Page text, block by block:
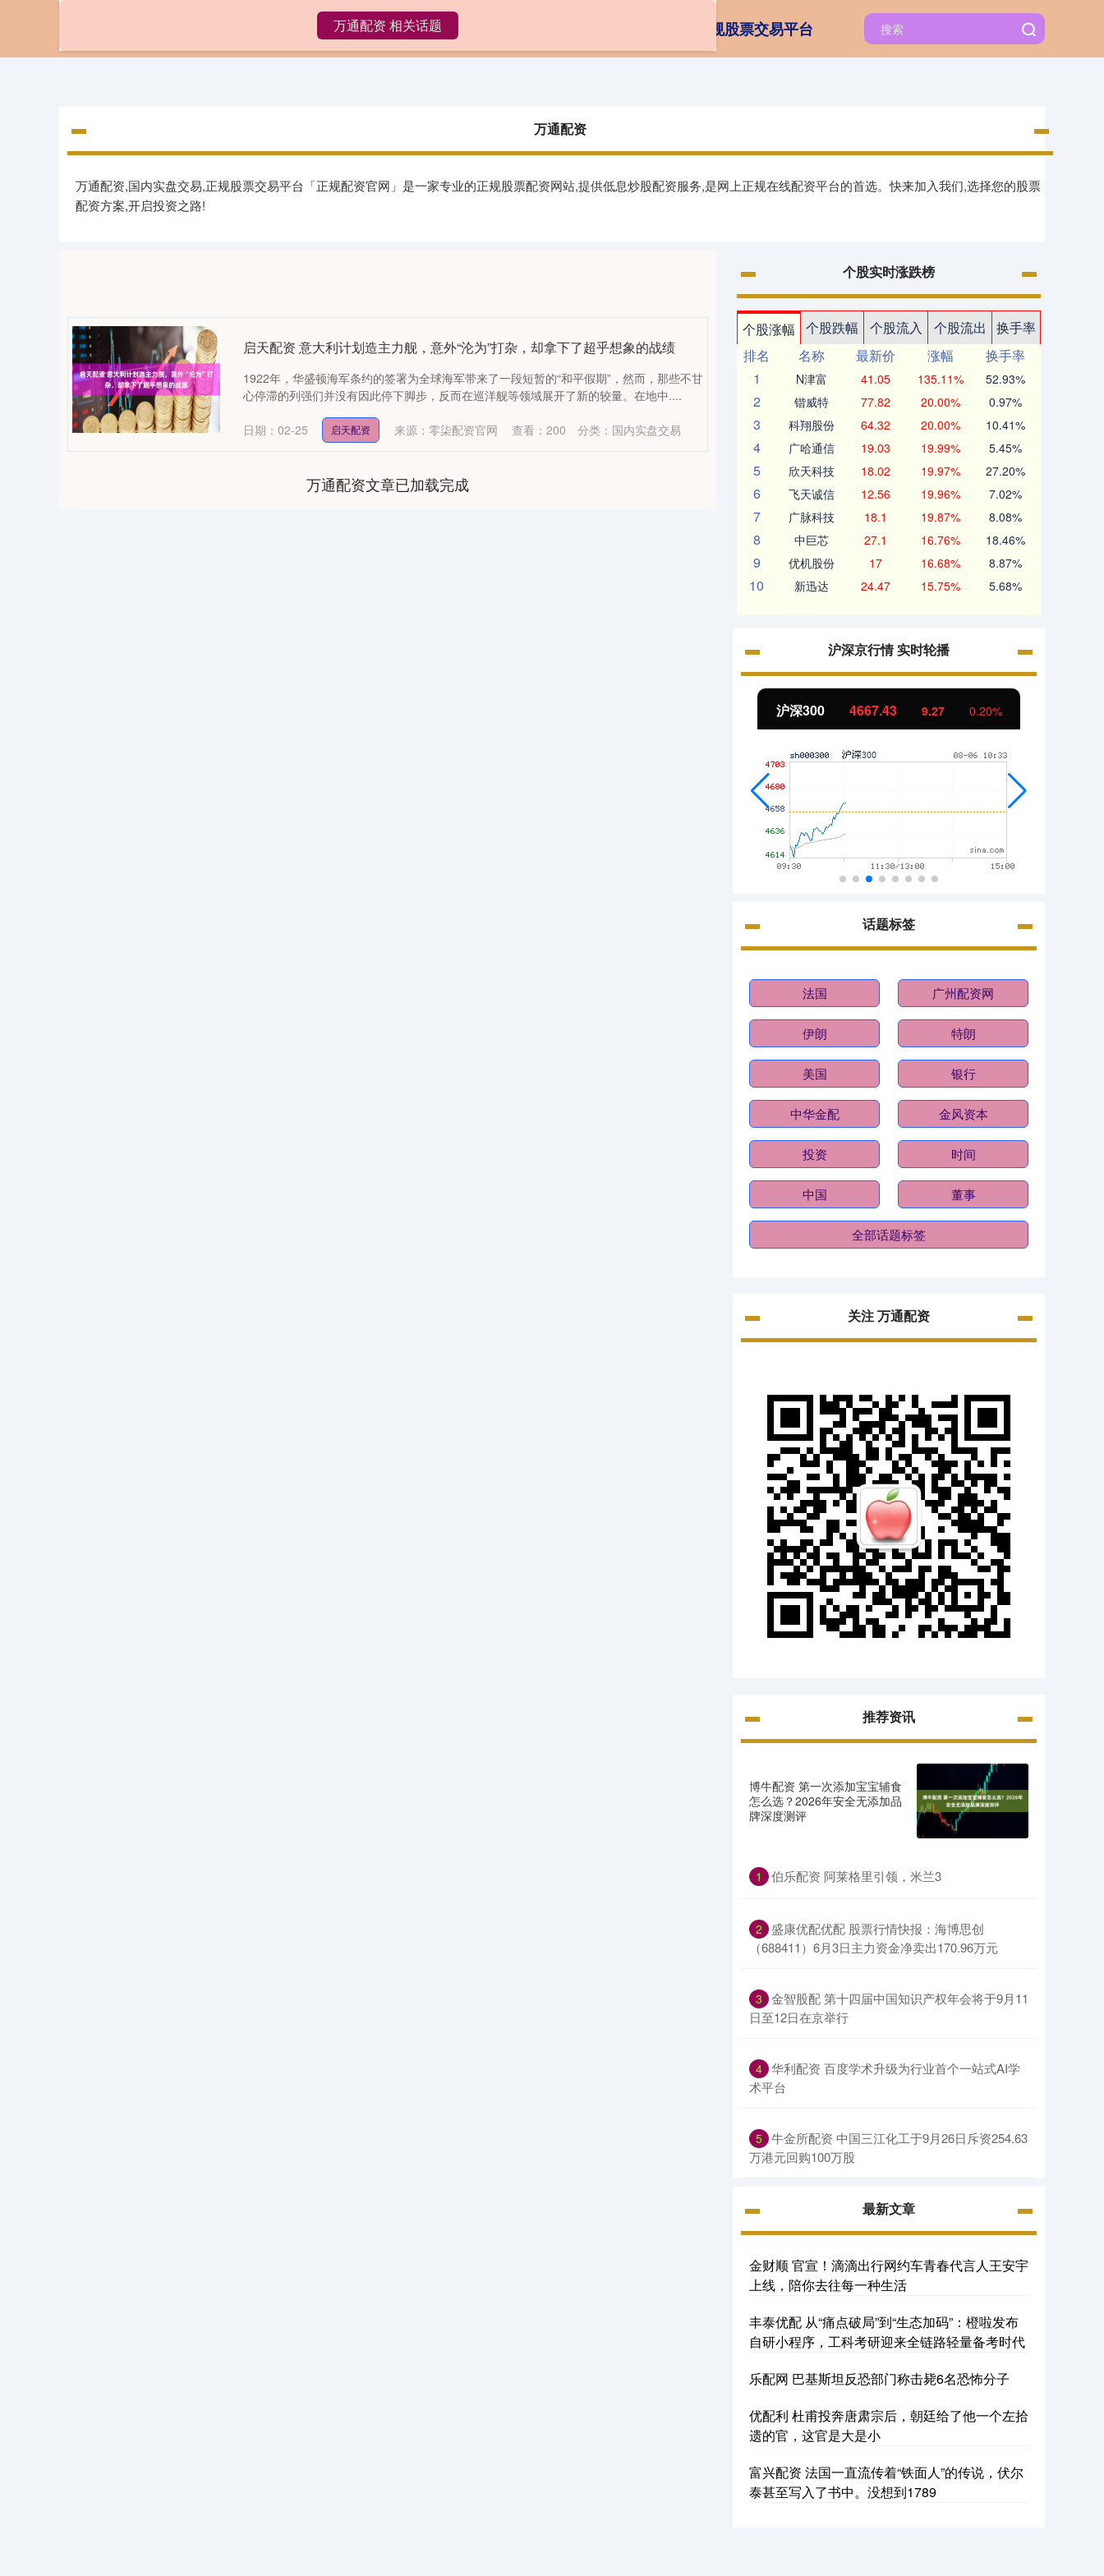
万通配资 正规股票交易平台
万通配资
万通配资,国内实盘交易,正规股票交易平台「正规配资官网」是一家专业的正规股票配资网站,提供低息炒股配资服务,是网上正规在线配资平台的首选。快来加入我们,选择您的股票
配资方案,开启投资之路!
万通配资 相关话题
启天配资 意大利计划造主力舰，意外“沦为”打杂，却拿下了超乎想象的战绩
1922年，华盛顿海军条约的签署为全球海军带来了一段短暂的“和平假期”，然而，那些不甘
心停滞的列强们并没有因此停下脚步，反而在巡洋舰等领域展开了新的较量。在地中....
日期：02-25 启天配资 来源：零柒配资官网 查看： 200 分类： 国内实盘交易
万通配资文章已加载完成
个股实时涨跌榜
个股涨幅 个股跌幅 个股流入 个股流出
换手率
排名
名称 最新价 涨幅
换手率
1
N津富 41.05 135.11% 52.93%
2 锴威特 77.82 20.00% 0.97%
3 科翔股份 64.32 20.00% 10.41%
4 广哈通信 19.03 19.99% 5.45%
5 欣天科技 18.02 19.97% 27.20%
6 飞天诚信 12.56 19.96% 7.02%
7 广脉科技 18.1 19.87% 8.08%
8 中巨芯 27.1 16.76% 18.46%
9 优机股份 17 16.68% 8.87%
10 新迅达 24.47 15.75% 5.68%
沪深京行情 实时轮播
沪深300 4667.43 9.27 0.20%
话题标签
法国 广州配资网
伊朗 特朗
美国 银行
中华金配 金风资本
投资 时间
中国 董事
全部话题标签
关注 万通配资
推荐资讯
博牛配资 第一次添加宝宝辅食
怎么选？2026年安全无添加品
牌深度测评
1 伯乐配资 阿莱格里引领，米兰3
2 盛康优配优配 股票行情快报：海博思创
（688411）6月3日主力资金净卖出170.96万元
3 金智股配 第十四届中国知识产权年会将于9月11
日至12日在京举行
4 华利配资 百度学术升级为行业首个一站式AI学
术平台
5 牛金所配资 中国三江化工于9月26日斥资254.63
万港元回购100万股
最新文章
金财顺 官宣！滴滴出行网约车青春代言人王安宇
上线，陪你去往每一种生活
丰泰优配 从“痛点破局”到“生态加码”：橙啦发布
自研小程序，工科考研迎来全链路轻量备考时代
乐配网 巴基斯坦反恐部门称击毙6名恐怖分子
优配利 杜甫投奔唐肃宗后，朝廷给了他一个左拾
遗的官，这官是大是小
富兴配资 法国一直流传着“铁面人”的传说，伏尔
泰甚至写入了书中。没想到1789